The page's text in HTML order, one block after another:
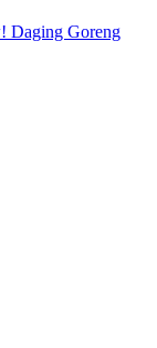
Daging Goreng